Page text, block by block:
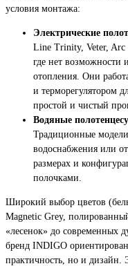
условия монтажа:
Электрические
Line Trinity, Veter, Arc
где нет возможности
отопления. Они
и терморегулятором
простой и чистый
Водяные
Традиционные
водоснабжения или
размерах и
полочками.
Широкий выбор цветов
Magnetic Grey,
«лесенок» до современных
бренд INDIGO
практичность, но и дизайн.